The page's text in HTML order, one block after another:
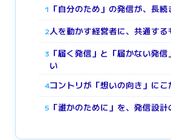
1 「自分のため」の発信が、長
2人を動かす経営者に、共通する
3 「届く発信」と「届かない発
い
4コントリが「想いの向き」にこ
5 「誰かのために」を、発信設